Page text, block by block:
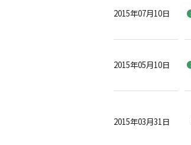
2015年07月10日
2015年05月10日
2015年03月31日